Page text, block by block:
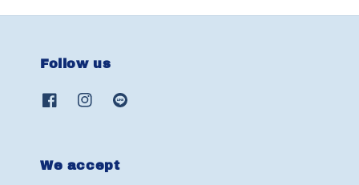
Follow us
We accept